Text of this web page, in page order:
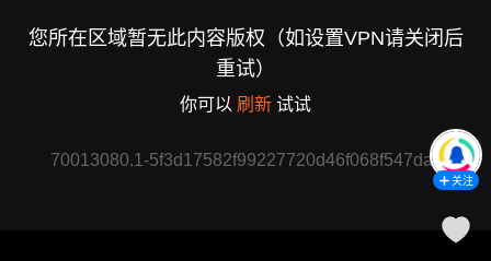
您所在区域暂无此内容版权（如设置VPN请关闭后
重试）
你可以 刷新 试试
70013080.1-5f3d17582f99227720d46f068f547dac
关注